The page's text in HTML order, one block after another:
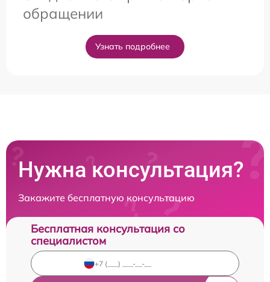
обращении
Узнать подробнее
Нужна консультация?
Закажите бесплатную консультацию
Бесплатная консультация со
специалистом